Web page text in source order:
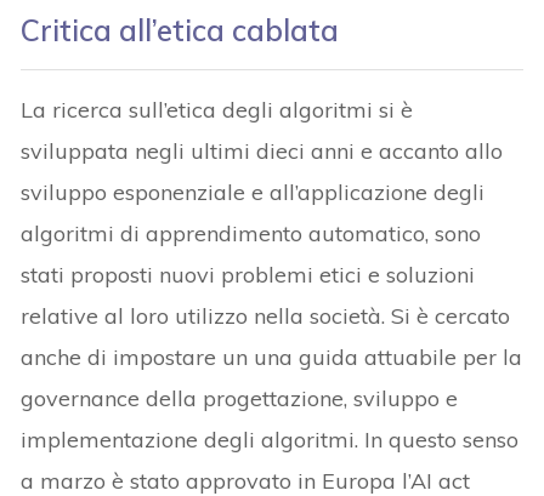
Critica all’etica cablata
La ricerca sull’etica degli algoritmi si è
sviluppata negli ultimi dieci anni e accanto allo
sviluppo esponenziale e all’applicazione degli
algoritmi di apprendimento automatico, sono
stati proposti nuovi problemi etici e soluzioni
relative al loro utilizzo nella società. Si è cercato
anche di impostare un una guida attuabile per la
governance della progettazione, sviluppo e
implementazione degli algoritmi. In questo senso
a marzo è stato approvato in Europa l’AI act